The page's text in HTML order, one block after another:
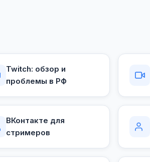
Twitch: обзор и
проблемы в РФ
ВКонтакте для
стримеров